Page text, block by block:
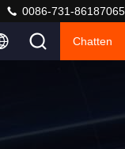
0086-731-86187065
Chatten